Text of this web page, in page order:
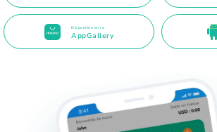
Disponible en la
AppGallery